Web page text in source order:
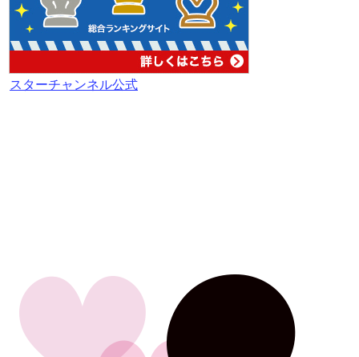
スターチャンネル公式